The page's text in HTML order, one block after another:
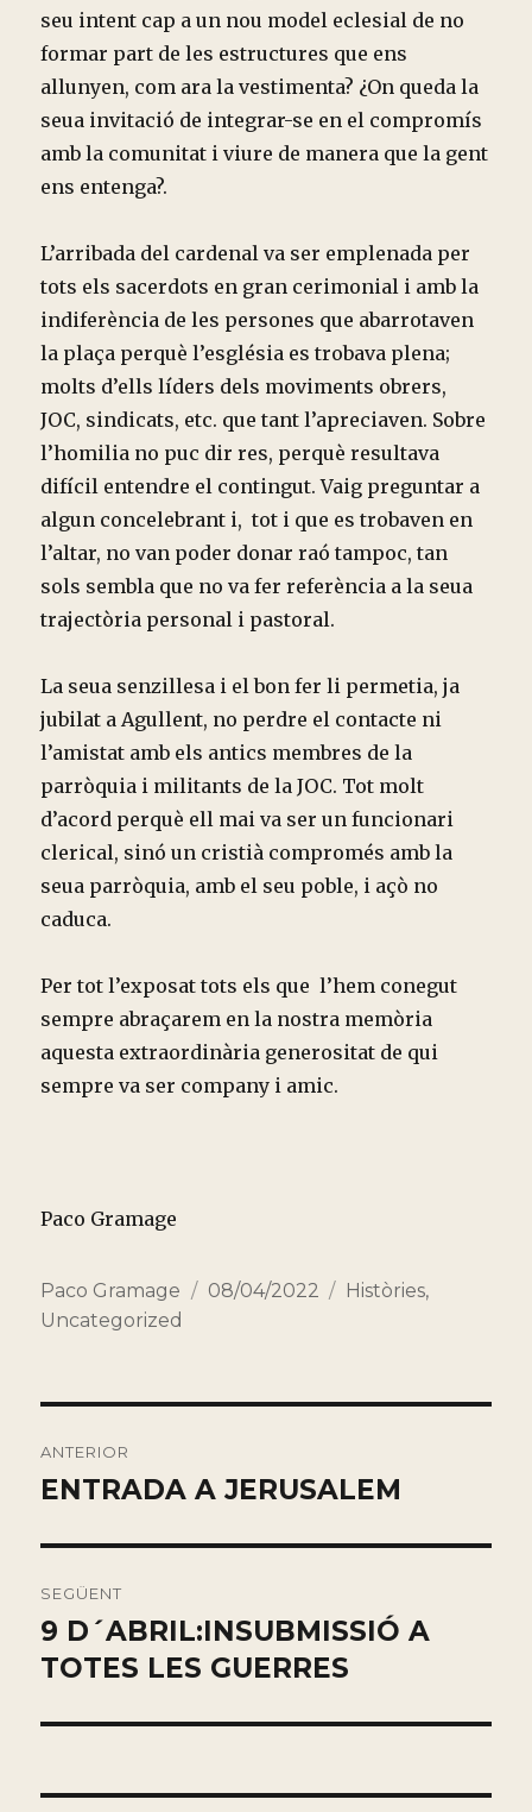
seu intent cap a un nou model eclesial de no
formar part de les estructures que ens
allunyen, com ara la vestimenta? ¿On queda la
seua invitació de integrar-se en el compromís
amb la comunitat i viure de manera que la gent
ens entenga?.
L’arribada del cardenal va ser emplenada per
tots els sacerdots en gran cerimonial i amb la
indiferència de les persones que abarrotaven
la plaça perquè l’església es trobava plena;
molts d’ells líders dels moviments obrers,
JOC, sindicats, etc. que tant l’apreciaven. Sobre
l’homilia no puc dir res, perquè resultava
difícil entendre el contingut. Vaig preguntar a
algun concelebrant i, tot i que es trobaven en
l’altar, no van poder donar raó tampoc, tan
sols sembla que no va fer referència a la seua
trajectòria personal i pastoral.
La seua senzillesa i el bon fer li permetia, ja
jubilat a Agullent, no perdre el contacte ni
l’amistat amb els antics membres de la
parròquia i militants de la JOC. Tot molt
d’acord perquè ell mai va ser un funcionari
clerical, sinó un cristià compromés amb la
seua parròquia, amb el seu poble, i açò no
caduca.
Per tot l’exposat tots els que l’hem conegut
sempre abraçarem en la nostra memòria
aquesta extraordinària generositat de qui
sempre va ser company i amic.
Paco Gramage
Autor
Paco Gramage
Publicado
08/04/2022 Categorías
Històries,
Uncategorized
de
ANTERIOR
Entrada
ENTRADA A JERUSALEM
SEGÜENT
Entrada
siguiente:
9 D´ABRIL:INSUBMISSIÓ A
TOTES LES GUERRES